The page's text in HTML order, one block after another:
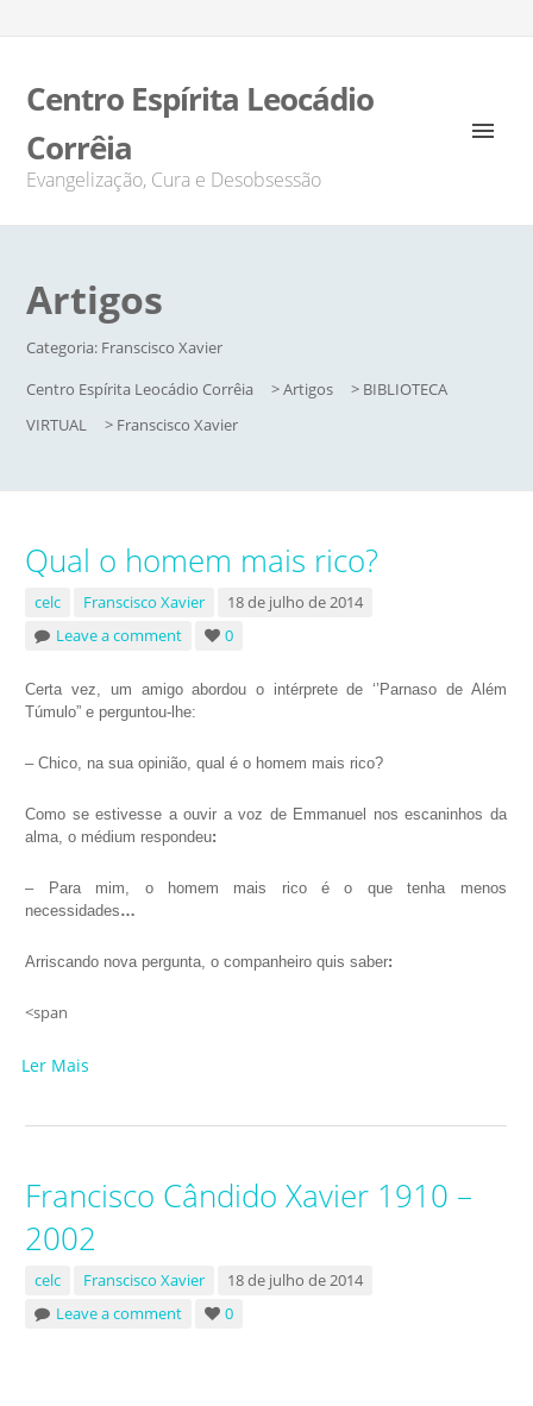
Centro Espírita Leocádio
Corrêia
Evangelização, Cura e Desobsessão
Artigos
Categoria: Franscisco Xavier
Centro Espírita Leocádio Corrêia
>Artigos > BIBLIOTECA
VIRTUAL
> Franscisco Xavier
Qual o homem mais rico?
celc Franscisco Xavier
18 de julho de 2014
Leave a comment
0
Certa vez, um amigo abordou o intérprete de ‘’Parnaso de Além
Túmulo” e perguntou-lhe:
– Chico, na sua opinião, qual é o homem mais rico?
Como se estivesse a ouvir a voz de Emmanuel nos escaninhos da
alma, o médium respondeu:
– Para mim, o homem mais rico é o que tenha menos
necessidades…
Arriscando nova pergunta, o companheiro quis saber:
<span
Ler Mais
Francisco Cândido Xavier 1910 –
2002
celc Franscisco Xavier
18 de julho de 2014
Leave a comment
0